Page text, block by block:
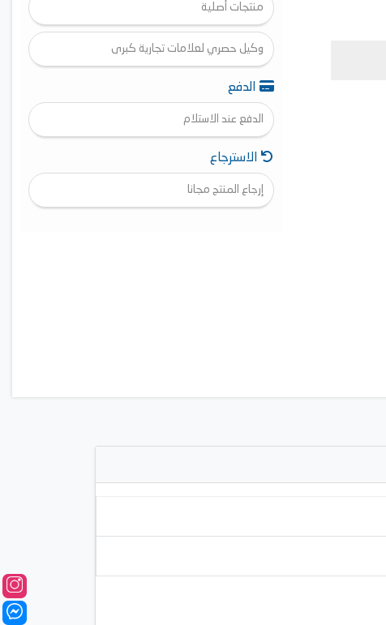
منتجات أصلية
وكيل حصري لعلامات تجارية كبرى
الدفع
الدفع عند الاستلام
الاسترجاع
إرجاع المنتج مجانا